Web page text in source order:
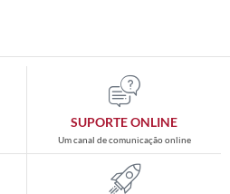
SUPORTE ONLINE
Um canal de comunicação online